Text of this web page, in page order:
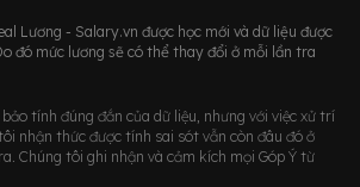
Lương - Salary.vn được học mới và dữ liệu được
đó mức lương sẽ có thể thay đổi ở mỗi lần tra
tính đúng đắn của dữ liệu, nhưng với việc xử trí
nhận thức được tính sai sót vẫn còn đâu đó ở
Chúng tôi ghi nhận và cảm kích mọi Góp Ý từ